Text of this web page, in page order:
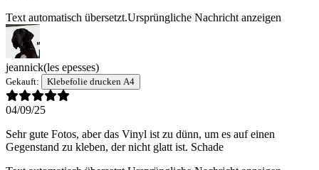
Text automatisch übersetzt.Ursprüngliche Nachricht anzeigen
jeannick(les epesses)
Gekauft: Klebefolie drucken A4
04/09/25
Sehr gute Fotos, aber das Vinyl ist zu dünn, um es auf einen
Gegenstand zu kleben, der nicht glatt ist. Schade